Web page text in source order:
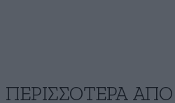
ΠΕΡΙΣΣΟΤΕΡΑ